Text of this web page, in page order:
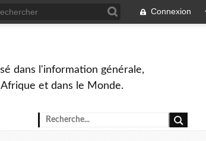
Connexion
dans l'information générale,
et dans le Monde.